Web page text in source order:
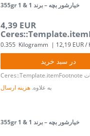
355gr خیارشور بچه – برند 1 & 1
4,39 EUR
0.355 Kilogramm | 12,19 EUR
در سبد خرید
Ceres::Template.itemFootnote
به علاوه. هزینه ارسال
355gr خیارشور بچه – برند 1 & 1